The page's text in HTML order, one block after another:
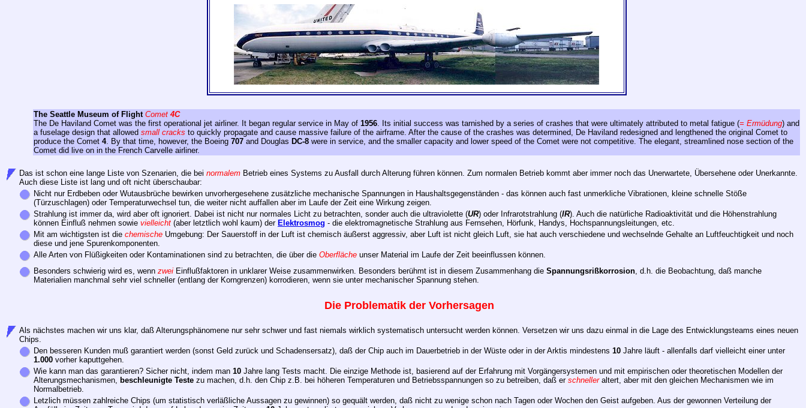
The Seattle Museum of Flight Comet 4C
The De Haviland Comet was the first operational jet airliner. It began regular service in May of 1956. Its initial success was tarnished by a series of crashes that were ultimately attributed to metal fatigue (= Ermüdung) and
a fuselage design that allowed small cracks to quickly propagate and cause massive failure of the airframe. After the cause of the crashes was determined, De Haviland redesigned and lengthened the original Comet to
produce the Comet 4. By that time, however, the Boeing 707 and Douglas DC-8 were in service, and the smaller capacity and lower speed of the Comet were not competitive. The elegant, streamlined nose section of the
Comet did live on in the French Carvelle airliner.
Das ist schon eine lange Liste von Szenarien, die bei normalem Betrieb eines Systems zu Ausfall durch Alterung führen können. Zum normalen Betrieb kommt aber immer noch das Unerwartete, Übersehene oder Unerkannte.
Auch diese Liste ist lang und oft nicht überschaubar:
Nicht nur Erdbeben oder Wutausbrüche bewirken unvorhergesehene zusätzliche mechanische Spannungen in Haushaltsgegenständen - das können auch fast unmerkliche Vibrationen, kleine schnelle Stöße
(Türzuschlagen) oder Temperaturwechsel tun, die weiter nicht auffallen aber im Laufe der Zeit eine Wirkung zeigen.
Strahlung ist immer da, wird aber oft ignoriert. Dabei ist nicht nur normales Licht zu betrachten, sonder auch die ultraviolette (UR) oder Infrarotstrahlung (IR). Auch die natürliche Radioaktivität und die Höhenstrahlung
können Einfluß nehmen sowie vielleicht (aber letztlich wohl kaum) der Elektrosmog - die elektromagnetische Strahlung aus Fernsehen, Hörfunk, Handys, Hochspannungsleitungen, etc.
Mit am wichtigsten ist die chemische Umgebung: Der Sauerstoff in der Luft ist chemisch äußerst aggressiv, aber Luft ist nicht gleich Luft, sie hat auch verschiedene und wechselnde Gehalte an Luftfeuchtigkeit und noch
diese und jene Spurenkomponenten.
Alle Arten von Flüßigkeiten oder Kontaminationen sind zu betrachten, die über die Oberfläche unser Material im Laufe der Zeit beeinflussen können.
Besonders schwierig wird es, wenn zwei Einflußfaktoren in unklarer Weise zusammenwirken. Besonders berühmt ist in diesem Zusammenhang die Spannungsrißkorrosion, d.h. die Beobachtung, daß manche
Materialien manchmal sehr viel schneller (entlang der Korngrenzen) korrodieren, wenn sie unter mechanischer Spannung stehen.
Die Problematik der Vorhersagen
Als nächstes machen wir uns klar, daß Alterungsphänomene nur sehr schwer und fast niemals wirklich systematisch untersucht werden können. Versetzen wir uns dazu einmal in die Lage des Entwicklungsteams eines neuen
Chips.
Den besseren Kunden muß garantiert werden (sonst Geld zurück und Schadensersatz), daß der Chip auch im Dauerbetrieb in der Wüste oder in der Arktis mindestens 10 Jahre läuft - allenfalls darf vielleicht einer unter
1.000 vorher kaputtgehen.
Wie kann man das garantieren? Sicher nicht, indem man 10 Jahre lang Tests macht. Die einzige Methode ist, basierend auf der Erfahrung mit Vorgängersystemen und mit empirischen oder theoretischen Modellen der
Alterungsmechanismen, beschleunigte Teste zu machen, d.h. den Chip z.B. bei höheren Temperaturen und Betriebsspannungen so zu betreiben, daß er schnelleraltert, aber mit den gleichen Mechanismen wie im
Normalbetrieb.
Letzlich müssen zahlreiche Chips (um statistisch verläßliche Aussagen zu gewinnen) so gequält werden, daß nicht zu wenige schon nach Tagen oder Wochen den Geist aufgeben. Aus der gewonnen Verteilung der